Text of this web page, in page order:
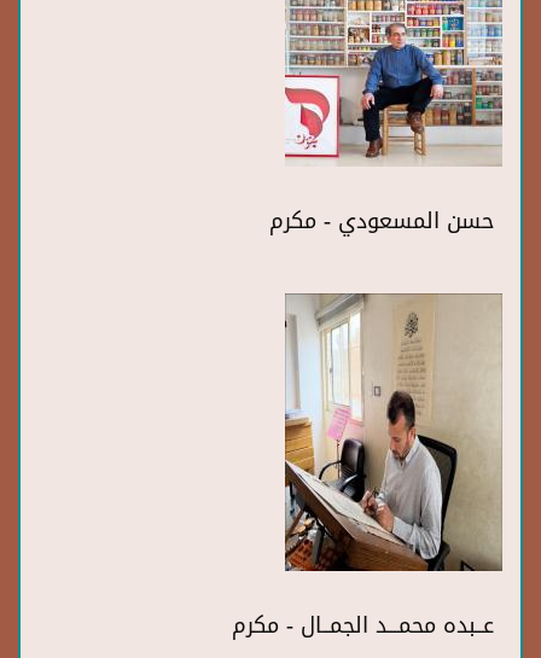
حسن المسعودي - مكرم
عــبده محمـــد الجمــال - مكرم